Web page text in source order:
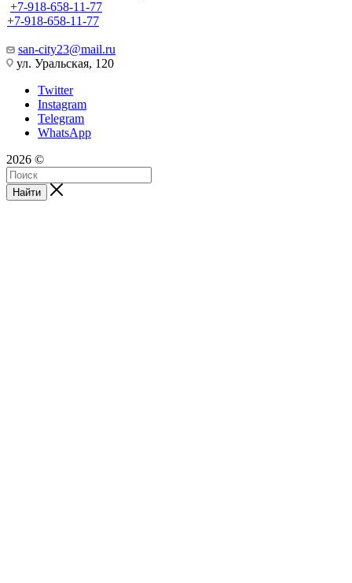
+7-918-658-11-77
+7-918-658-11-77
san-city23@mail.ru
ул. Уральская, 120
Twitter
Instagram
Telegram
WhatsApp
2026 ©
Найти